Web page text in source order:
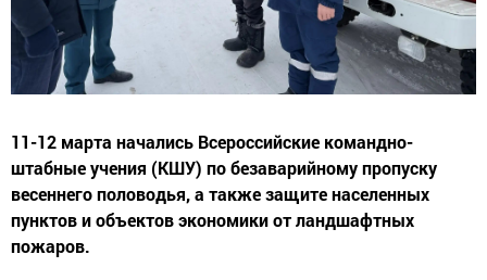
11-12 марта начались Всероссийские командно-
штабные учения (КШУ) по безаварийному пропуску
весеннего половодья, а также защите населенных
пунктов и объектов экономики от ландшафтных
пожаров.